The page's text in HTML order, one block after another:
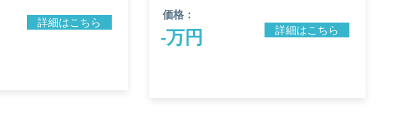
詳細はこちら
価格：
-万円 詳細はこちら